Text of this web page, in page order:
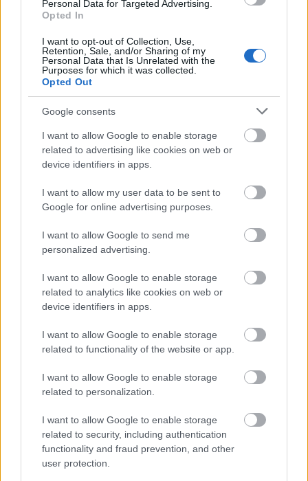
Personal Data for Targeted Advertising.
Opted In
I want to opt-out of Collection, Use,
Retention, Sale, and/or Sharing of my
Personal Data that Is Unrelated with the
Purposes for which it was collected.
Opted Out
Google consents
I want to allow Google to enable storage
related to advertising like cookies on web or
device identifiers in apps.
I want to allow my user data to be sent to
Google for online advertising purposes.
I want to allow Google to send me
personalized advertising.
I want to allow Google to enable storage
related to analytics like cookies on web or
device identifiers in apps.
I want to allow Google to enable storage
related to functionality of the website or app.
I want to allow Google to enable storage
related to personalization.
I want to allow Google to enable storage
related to security, including authentication
functionality and fraud prevention, and other
user protection.
Ráadásul nem ők kéredzkedtek oda, hanem állítólag
maga a Deep Purple választotta őket a február 17-ei,
budapesti koncertjük bemelegítő ...